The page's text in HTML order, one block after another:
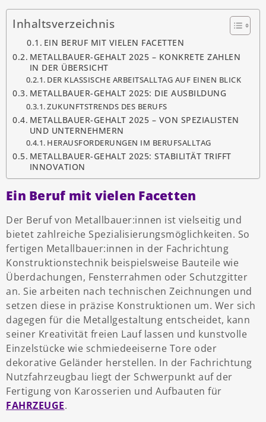
Inhaltsverzeichnis
EIN BERUF MIT VIELEN FACETTEN
METALLBAUER-GEHALT 2025 – KONKRETE ZAHLEN
IN DER ÜBERSICHT
DER KLASSISCHE ARBEITSALLTAG AUF EINEN BLICK
METALLBAUER-GEHALT 2025: DIE AUSBILDUNG
ZUKUNFTSTRENDS DES BERUFS
METALLBAUER-GEHALT 2025 – VON SPEZIALISTEN
UND UNTERNEHMERN
HERAUSFORDERUNGEN IM BERUFSALLTAG
METALLBAUER-GEHALT 2025: STABILITÄT TRIFFT
INNOVATION
Ein Beruf mit vielen Facetten
Der Beruf von Metallbauer:innen ist vielseitig und
bietet zahlreiche Spezialisierungsmöglichkeiten. So
fertigen Metallbauer:innen in der Fachrichtung
Konstruktionstechnik beispielsweise Bauteile wie
Überdachungen, Fensterrahmen oder Schutzgitter
an. Sie arbeiten nach technischen Zeichnungen und
setzen diese in präzise Konstruktionen um. Wer sich
dagegen für die Metallgestaltung entscheidet, kann
seiner Kreativität freien Lauf lassen und kunstvolle
Einzelstücke wie schmiedeeiserne Tore oder
dekorative Geländer herstellen. In der Fachrichtung
Nutzfahrzeugbau liegt der Schwerpunkt auf der
Fertigung von Karosserien und Aufbauten für
FAHRZEUGE.